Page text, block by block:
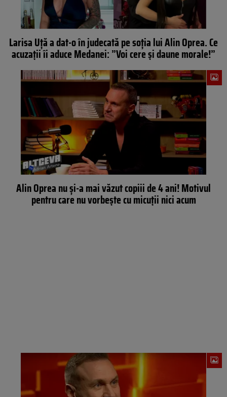
Larisa Uță a dat-o în judecată pe soția lui Alin Oprea. Ce
acuzații îi aduce Medanei: ”Voi cere și daune morale!”
Alin Oprea nu și-a mai văzut copiii de 4 ani! Motivul
pentru care nu vorbește cu micuții nici acum